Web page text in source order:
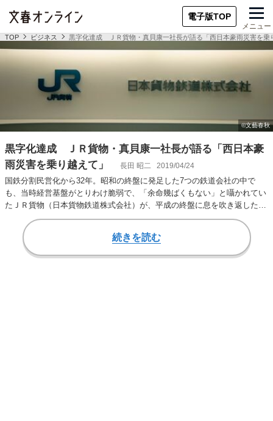
電子版TOP
メニュー
TOP ビジネス 黒字化達成 ＪＲ貨物・真貝康一社長が語る「西日本豪雨災害を乗
黒字化達成 ＪＲ貨物・真貝康一社長が語る「西日本豪
雨災害を乗り越えて」
長田 昭二 2019/04/24
国鉄分割民営化から32年。昭和の終盤に発足した7つの鉄道会社の中で
も、当時経営基盤がとりわけ脆弱で、「余命幾ばくもない」と囁かれてい
たＪＲ貨物（日本貨物鉄道株式会社）が、平成の終盤に息を吹き返した。
不動産事業など…
続きを読む